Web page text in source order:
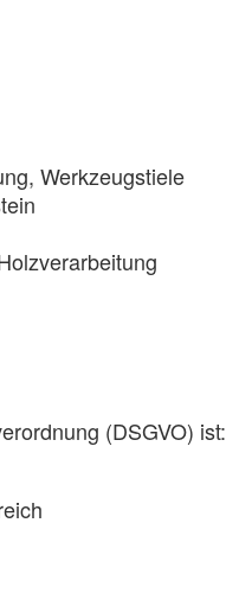
Werkzeugstiele
(DSGVO) ist: